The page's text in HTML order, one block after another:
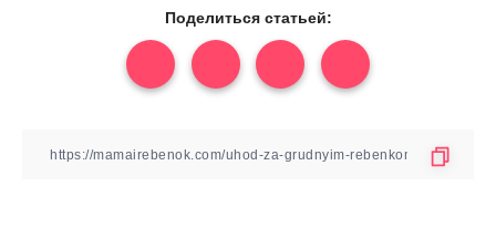
Поделиться статьей: